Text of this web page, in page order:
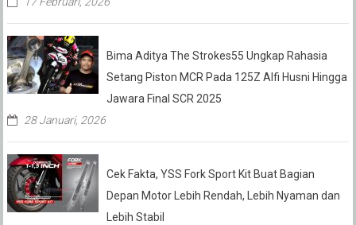
Bima Aditya The Strokes55 Ungkap Rahasia
Setang Piston MCR Pada 125Z Alfi Husni Hingga
Jawara Final SCR 2025
28 Januari, 2026
Cek Fakta, YSS Fork Sport Kit Buat Bagian
Depan Motor Lebih Rendah, Lebih Nyaman dan
Lebih Stabil